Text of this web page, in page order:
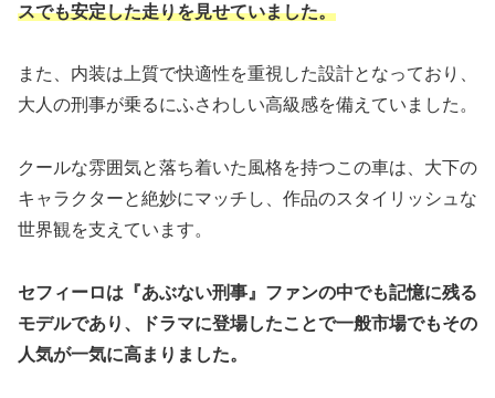
スでも安定した走りを見せていました。
また、内装は上質で快適性を重視した設計となっており、
大人の刑事が乗るにふさわしい高級感を備えていました。
クールな雰囲気と落ち着いた風格を持つこの車は、大下の
キャラクターと絶妙にマッチし、作品のスタイリッシュな
世界観を支えています。
セフィーロは『あぶない刑事』ファンの中でも記憶に残る
モデルであり、ドラマに登場したことで一般市場でもその
人気が一気に高まりました。